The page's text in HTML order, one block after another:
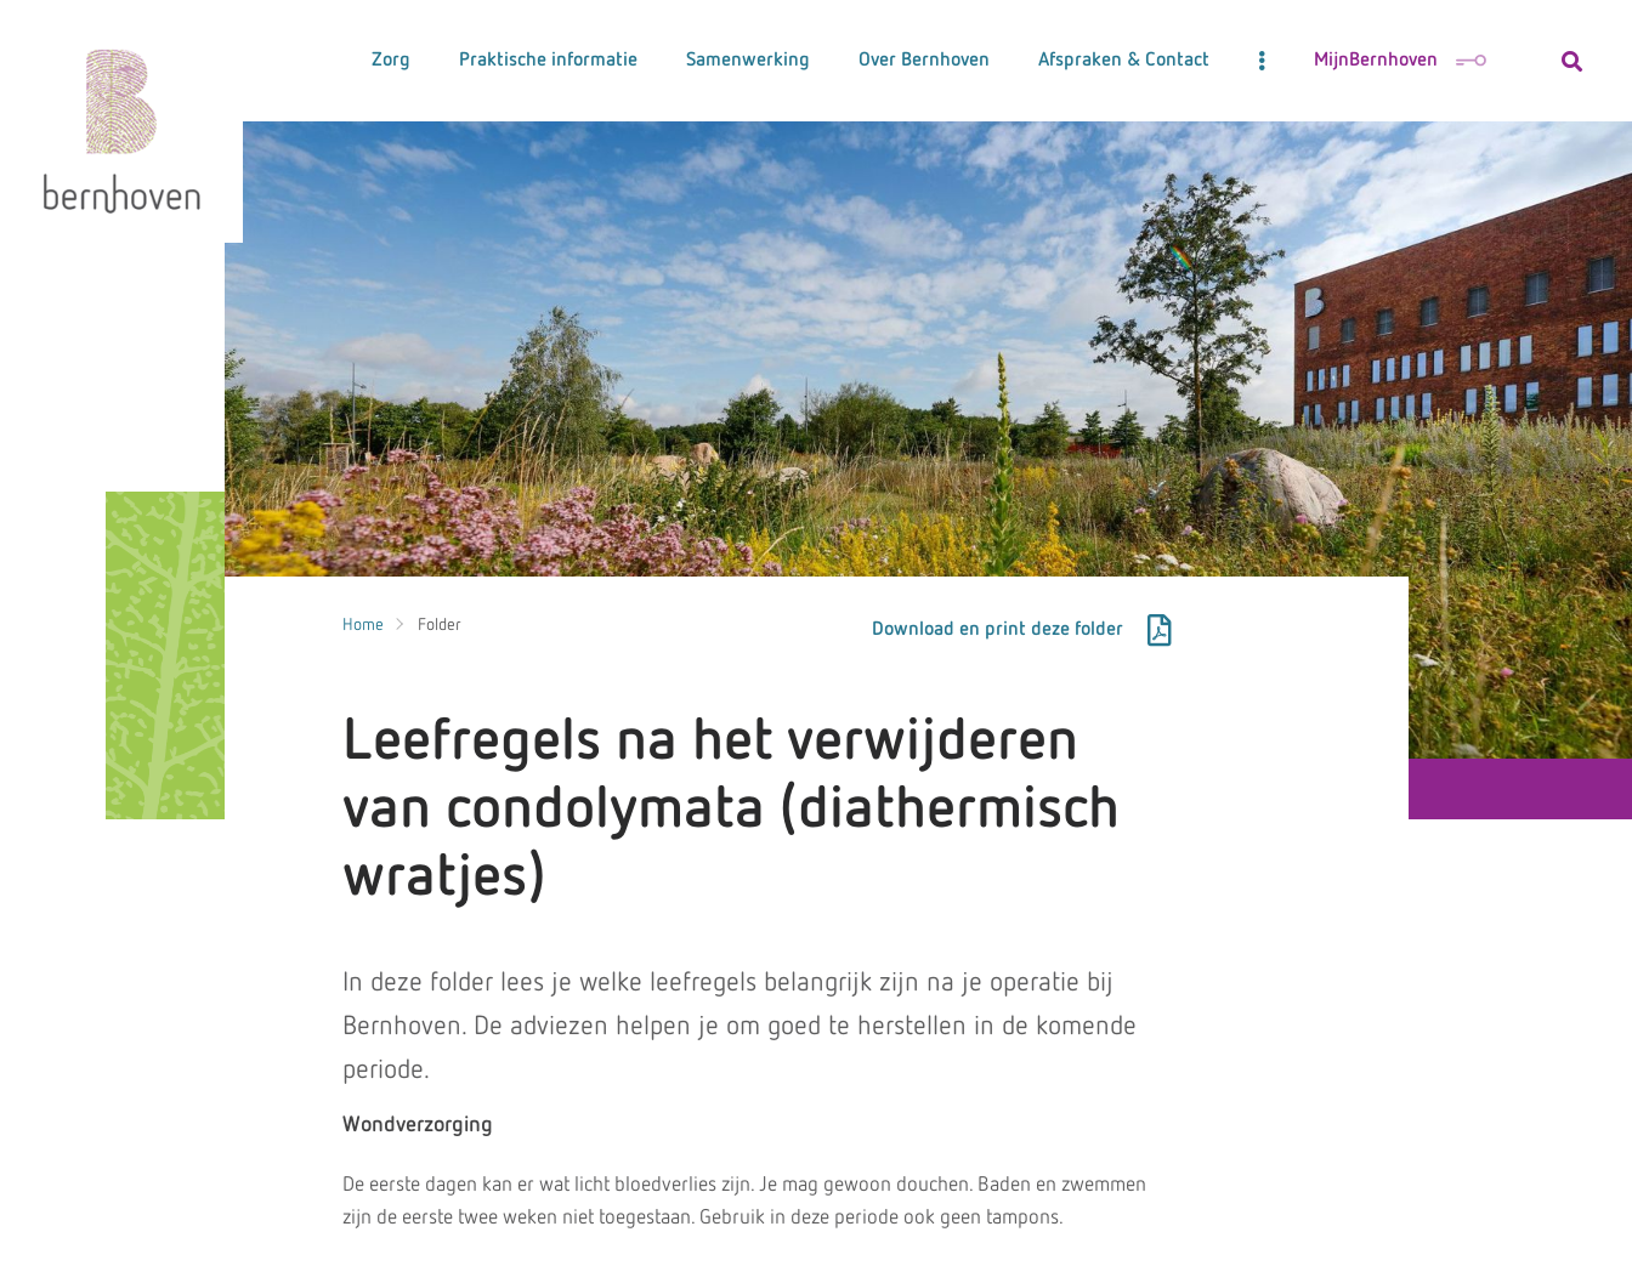
Zorg Praktische informatie Samenwerking Over Bernhoven Afspraken & Contact MijnBernhoven
Home Folder Download en print deze folder
Leefregels na het verwijderen
van condolymata (diathermisch
wratjes)
In deze folder lees je welke leefregels belangrijk zijn na je operatie bij
Bernhoven. De adviezen helpen je om goed te herstellen in de komende
periode.
Wondverzorging
De eerste dagen kan er wat licht bloedverlies zijn. Je mag gewoon douchen. Baden en zwemmen
zijn de eerste twee weken niet toegestaan. Gebruik in deze periode ook geen tampons.